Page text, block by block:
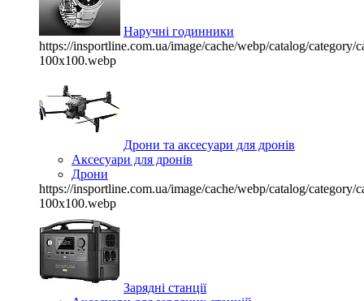
Наручні годинники
https://insportline.com.ua/image/cache/webp/catalog/category/
100x100.webp
Дрони та аксесуари для дронів
Аксесуари для дронів
Дрони
https://insportline.com.ua/image/cache/webp/catalog/category/
100x100.webp
Зарядні станції